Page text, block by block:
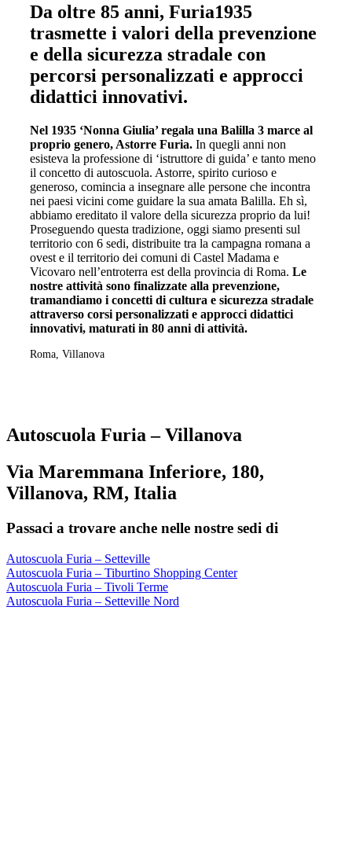
Da oltre 85 anni, Furia1935
trasmette i valori della prevenzione
e della sicurezza stradale con
percorsi personalizzati e approcci
didattici innovativi.
Nel 1935 ‘Nonna Giulia’ regala una Balilla 3 marce al
proprio genero, Astorre Furia. In quegli anni non
esisteva la professione di ‘istruttore di guida’ e tanto meno
il concetto di autoscuola. Astorre, spirito curioso e
generoso, comincia a insegnare alle persone che incontra
nei paesi vicini come guidare la sua amata Balilla. Eh sì,
abbiamo ereditato il valore della sicurezza proprio da lui!
Proseguendo questa tradizione, oggi siamo presenti sul
territorio con 6 sedi, distribuite tra la campagna romana a
ovest e il territorio dei comuni di Castel Madama e
Vicovaro nell’entroterra est della provincia di Roma. Le
nostre attività sono finalizzate alla prevenzione,
tramandiamo i concetti di cultura e sicurezza stradale
attraverso corsi personalizzati e approcci didattici
innovativi, maturati in 80 anni di attività.
Roma, Villanova
Autoscuola Furia – Villanova
Via Maremmana Inferiore, 180,
Villanova, RM, Italia
Passaci a trovare anche nelle nostre sedi di
Autoscuola Furia – Setteville
Autoscuola Furia – Tiburtino Shopping Center
Autoscuola Furia – Tivoli Terme
Autoscuola Furia – Setteville Nord